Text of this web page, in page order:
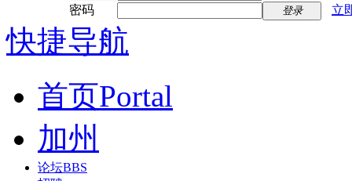
密码
登录 立
快捷导航
首页Portal
加州
论坛BBS